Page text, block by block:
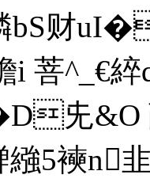
bS财
i 菩
兂
5襫n